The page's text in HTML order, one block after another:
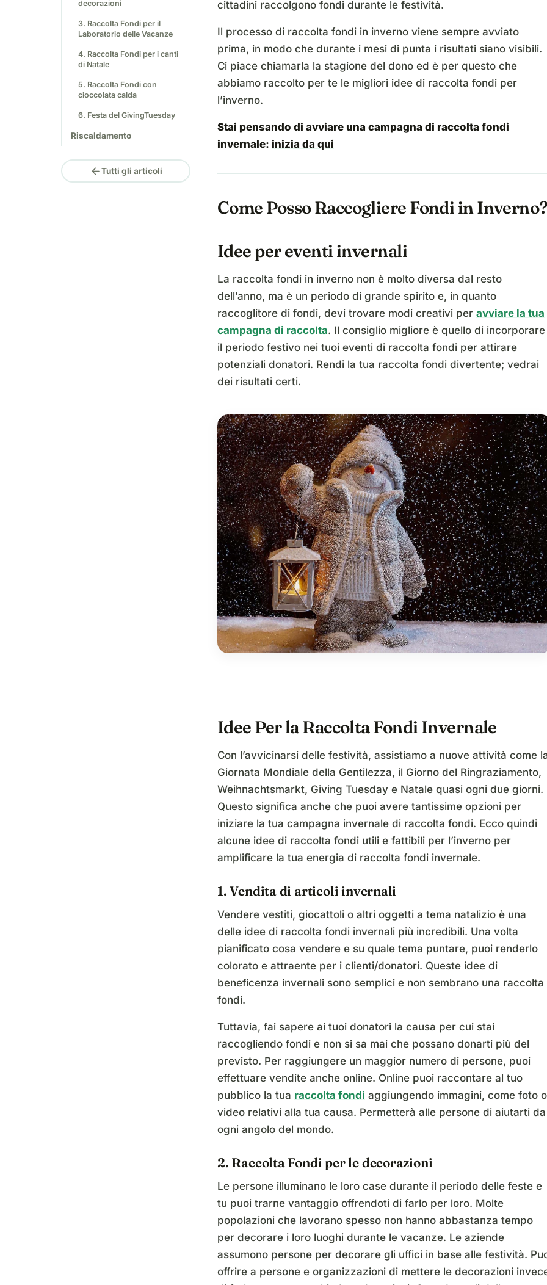
decorazioni
3. Raccolta Fondi per il
Laboratorio delle Vacanze
4. Raccolta Fondi per i canti
di Natale
5. Raccolta Fondi con
cioccolata calda
6. Festa del GivingTuesday
Riscaldamento
arrow_backTutti gli articoli
cittadini raccolgono fondi durante le festività.
Il processo di raccolta fondi in inverno viene sempre avviato
prima, in modo che durante i mesi di punta i risultati siano visibili.
Ci piace chiamarla la stagione del dono ed è per questo che
abbiamo raccolto per te le migliori idee di raccolta fondi per
l’inverno.
Stai pensando di avviare una campagna di raccolta fondi
invernale: inizia da qui
Come Posso Raccogliere Fondi in
Idee per eventi invernali
La raccolta fondi in inverno non è molto diversa dal resto
dell’anno, ma è un periodo di grande spirito e, in quanto
raccoglitore di fondi, devi trovare modi creativi per avviare la tua
campagna di raccolta. Il consiglio migliore è quello di incorporare
il periodo festivo nei tuoi eventi di raccolta fondi per attirare
potenziali donatori. Rendi la tua raccolta fondi divertente; vedrai
dei risultati certi.
Idee Per la Raccolta Fondi Invernale
Con l’avvicinarsi delle festività, assistiamo a nuove attività come
Giornata Mondiale della Gentilezza, il Giorno del Ringraziamento,
Weihnachtsmarkt, Giving Tuesday e Natale quasi ogni due giorni.
Questo significa anche che puoi avere tantissime opzioni per
iniziare la tua campagna invernale di raccolta fondi. Ecco quindi
alcune idee di raccolta fondi utili e fattibili per l’inverno per
amplificare la tua energia di raccolta fondi invernale.
1. Vendita di articoli invernali
Vendere vestiti, giocattoli o altri oggetti a tema natalizio è una
delle idee di raccolta fondi invernali più incredibili. Una volta
pianificato cosa vendere e su quale tema puntare, puoi renderlo
colorato e attraente per i clienti/donatori. Queste idee di
beneficenza invernali sono semplici e non sembrano una raccolta
fondi.
Tuttavia, fai sapere ai tuoi donatori la causa per cui stai
raccogliendo fondi e non si sa mai che possano donarti più del
previsto. Per raggiungere un maggior numero di persone, puoi
effettuare vendite anche online. Online puoi raccontare al tuo
pubblico la tua raccolta fondi aggiungendo immagini, come foto o
video relativi alla tua causa. Permetterà alle persone di aiutarti da
ogni angolo del mondo.
2. Raccolta Fondi per le decorazioni
Le persone illuminano le loro case durante il periodo delle feste e
tu puoi trarne vantaggio offrendoti di farlo per loro. Molte
popolazioni che lavorano spesso non hanno abbastanza tempo
per decorare i loro luoghi durante le vacanze. Le aziende
assumono persone per decorare gli uffici in base alle festività.
offrire a persone e organizzazioni di mettere le decorazioni